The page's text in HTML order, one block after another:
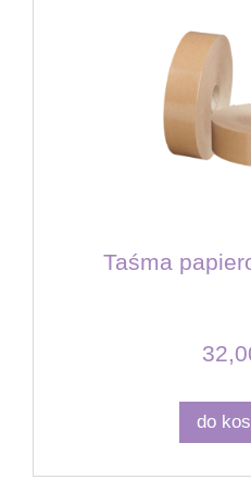
Taśma
do